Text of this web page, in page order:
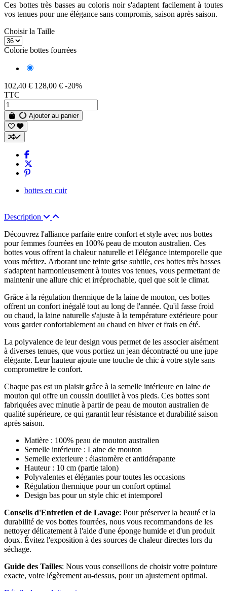
Ces bottes très basses au coloris noir s'adaptent facilement à toutes
vos tenues pour une élégance sans compromis, saison après saison.
Choisir la Taille
Colorie bottes fourrées
102,40 € 128,00 € -20%
TTC
Ajouter au panier
bottes en cuir
Description
Découvrez l'alliance parfaite entre confort et style avec nos bottes
pour femmes fourrées en 100% peau de mouton australien. Ces
bottes vous offrent la chaleur naturelle et l'élégance intemporelle que
vous méritez. Arborant une teinte grise subtile, ces bottes très basses
s'adaptent harmonieusement à toutes vos tenues, vous permettant de
maintenir une allure chic et irréprochable, quel que soit le climat.
Grâce à la régulation thermique de la laine de mouton, ces bottes
offrent un confort inégalé tout au long de l'année. Qu'il fasse froid
ou chaud, la laine naturelle s'ajuste à la température extérieure pour
vous garder confortablement au chaud en hiver et frais en été.
La polyvalence de leur design vous permet de les associer aisément
à diverses tenues, que vous portiez un jean décontracté ou une jupe
élégante. Leur hauteur ajoute une touche de chic à votre style sans
compromettre le confort.
Chaque pas est un plaisir grâce à la semelle intérieure en laine de
mouton qui offre un coussin douillet à vos pieds. Ces bottes sont
fabriquées avec minutie à partir de peau de mouton australien de
qualité supérieure, ce qui garantit leur résistance et durabilité saison
après saison.
Matière : 100% peau de mouton australien
Semelle intérieure : Laine de mouton
Semelle exterieure : élastomère et antidérapante
Hauteur : 10 cm (partie talon)
Polyvalentes et élégantes pour toutes les occasions
Régulation thermique pour un confort optimal
Design bas pour un style chic et intemporel
Conseils d'Entretien et de Lavage: Pour préserver la beauté et la
durabilité de vos bottes fourrées, nous vous recommandons de les
nettoyer délicatement à l'aide d'une éponge humide et d'un produit
doux. Évitez l'exposition à des sources de chaleur directes lors du
séchage.
Guide des Tailles: Nous vous conseillons de choisir votre pointure
exacte, voire légèrement au-dessus, pour un ajustement optimal.